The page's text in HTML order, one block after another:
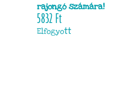
rajongó számára!
5832Ft
Elfogyott